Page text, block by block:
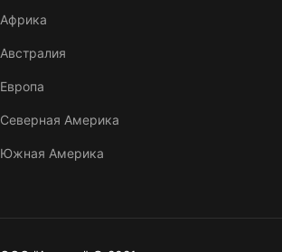
Африка
Австралия
Европа
Северная Америка
Южная Америка